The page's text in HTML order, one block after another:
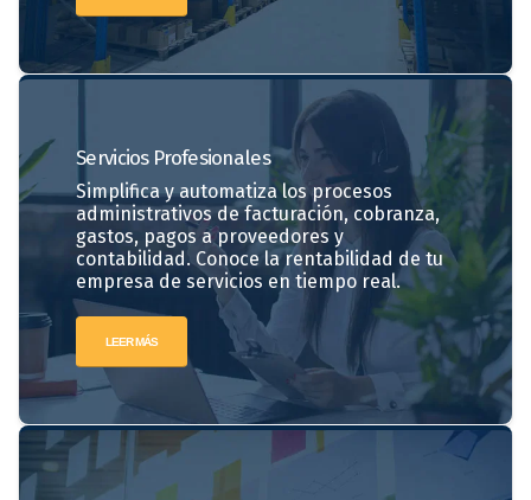
ServiciosProfesionales
Simplifica y automatiza los procesos
administrativos de facturación, cobranza,
gastos, pagos a proveedores y
contabilidad. Conoce la rentabilidad de tu
empresa de servicios en tiempo real.
LEER MÁS